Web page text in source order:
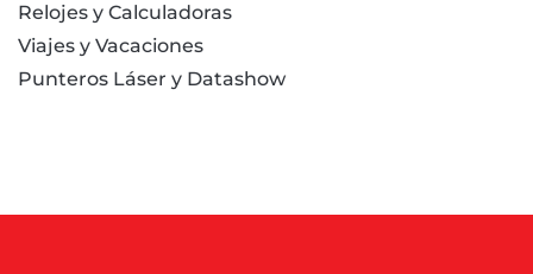
Relojes y Calculadoras
Viajes y Vacaciones
Punteros Láser y Datashow